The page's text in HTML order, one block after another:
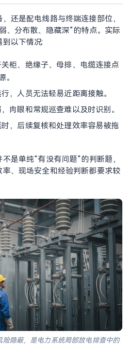
还是配电线路与终端连接部位，
、分布散、隐藏深”的特点。实际
以下情况:
柜、绝缘子、母排、电缆连接点
。
，人员无法轻易近距离接触。
肉眼和常规巡查难以及时识别。
，后续复核和处理效率容易被拖
是单纯“有没有问题”的判断题，
、现场安全和经验判断都要求较
险隐蔽，是电力系统局部放电排查中的